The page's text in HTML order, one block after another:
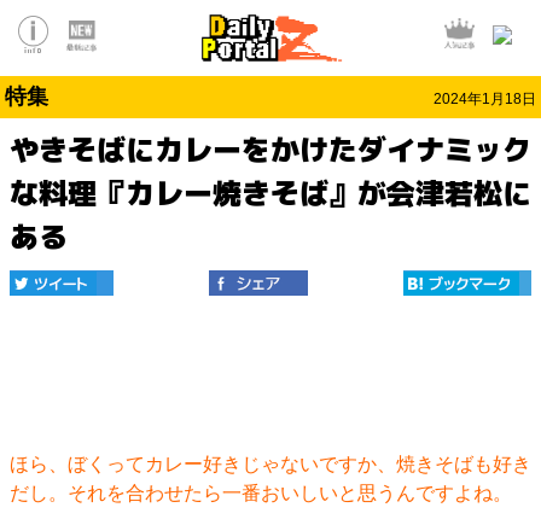
特集 2024年1月18日
やきそばにカレーをかけたダイナミック
な料理『カレー焼きそば』が会津若松に
ある
ほら、ぼくってカレー好きじゃないですか、焼きそばも好き
だし。それを合わせたら一番おいしいと思うんですよね。